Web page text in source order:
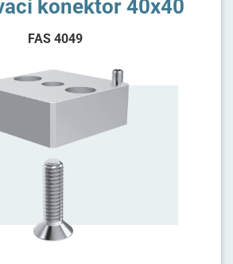
konektor 40x40
FAS 4049